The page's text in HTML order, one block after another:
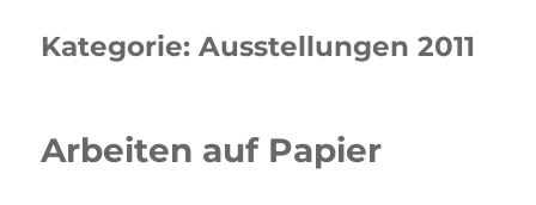
Kategorie:Ausstellungen 2011
Arbeiten auf Papier